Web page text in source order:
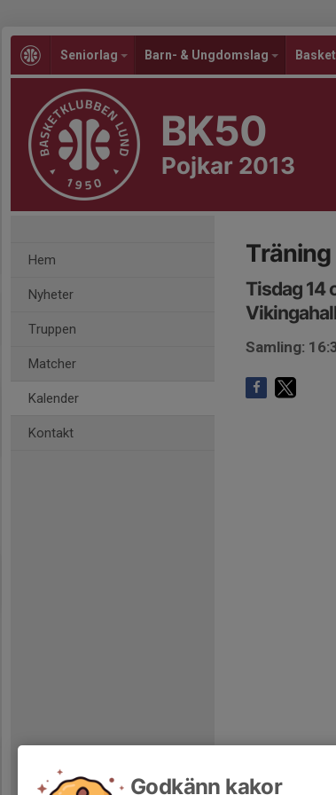
Seniorlag Barn- & Ungdomslag
BK50
Pojkar 2013
Hem
Nyheter
Truppen
Matcher
Kalender
Kontakt
Träning
Tisdag 14
Samling:
Godkänn kakor